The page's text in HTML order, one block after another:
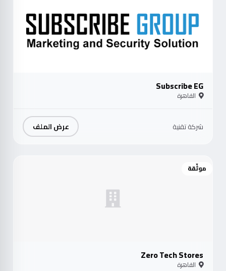
Subscribe EG
القاهرة
شركة تقنية عرض الملف
موثّقة
Zero Tech Stores
القاهرة